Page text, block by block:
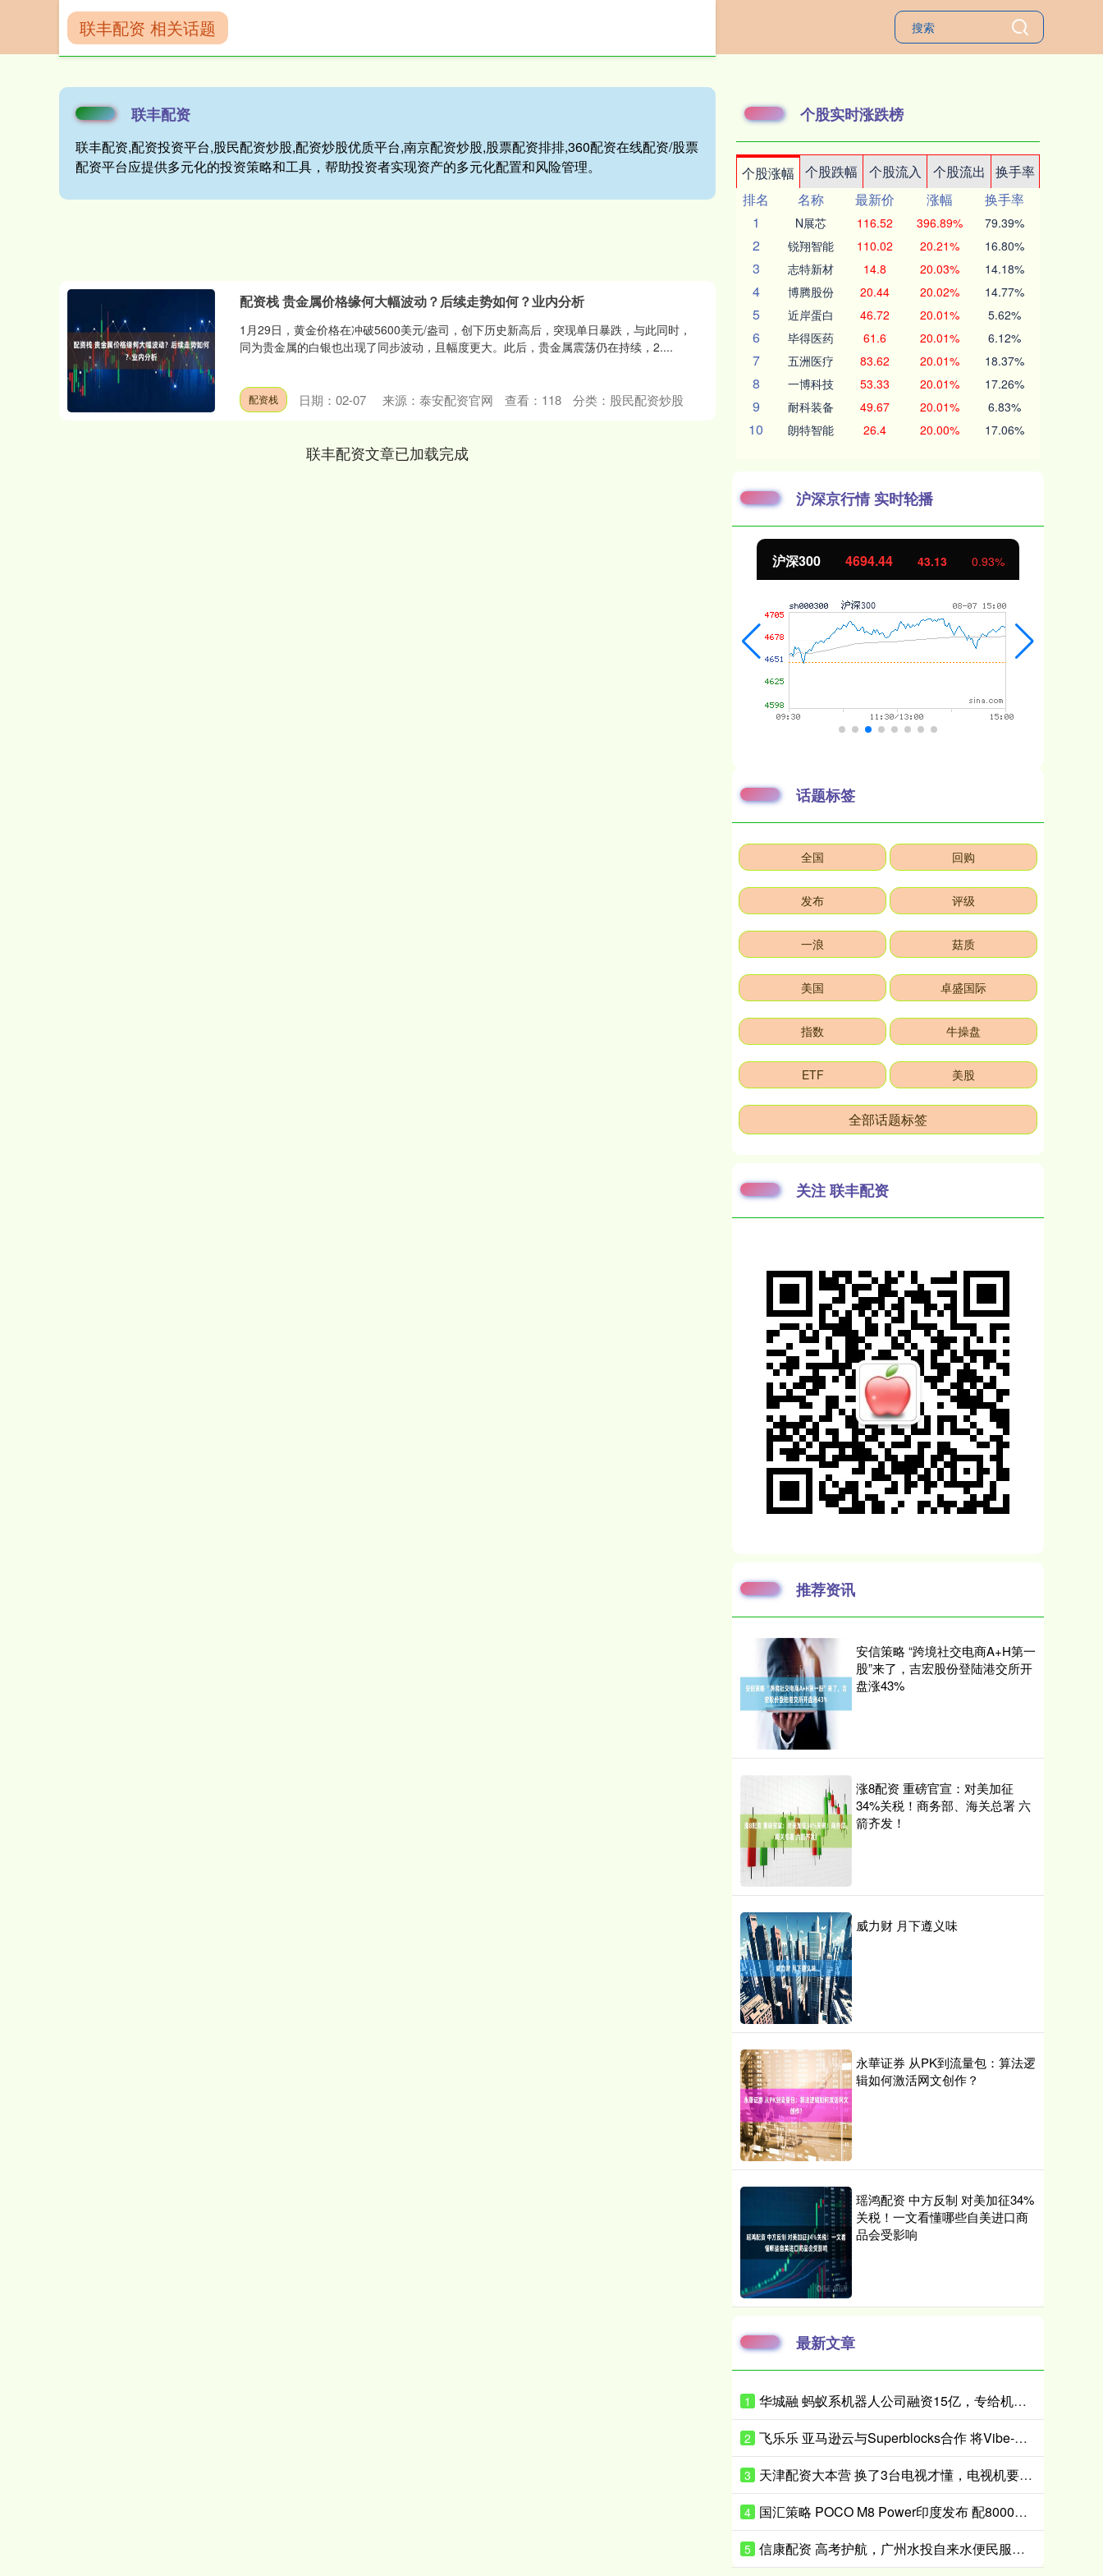
联丰配资
联丰配资,配资投资平台,股民配资炒股,配资炒股优质平台,南京配资炒股,股票配资排排,360配资在线配资/股票
配资平台应提供多元化的投资策略和工具，帮助投资者实现资产的多元化配置和风险管理。
联丰配资 相关话题
配资栈 贵金属价格缘何大幅波动？后续走势如何？业内分析
1月29日，黄金价格在冲破5600美元/盎司，创下历史新高后，突现单日暴跌，与此同时，
同为贵金属的白银也出现了同步波动，且幅度更大。此后，贵金属震荡仍在持续，2....
配资栈 日期：02-07 来源：泰安配资官网 查看： 118 分类： 股民配资炒股
联丰配资文章已加载完成
个股实时涨跌榜
个股涨幅 个股跌幅 个股流入 个股流出
换手率
排名
名称 最新价 涨幅
换手率
1
N展芯 116.52 396.89% 79.39%
2 锐翔智能 110.02 20.21% 16.80%
3 志特新材 14.8 20.03% 14.18%
4 博腾股份 20.44 20.02% 14.77%
5 近岸蛋白 46.72 20.01% 5.62%
6 毕得医药 61.6 20.01% 6.12%
7 五洲医疗 83.62 20.01% 18.37%
8 一博科技 53.33 20.01% 17.26%
9 耐科装备 49.67 20.01% 6.83%
10 朗特智能 26.4 20.00% 17.06%
沪深京行情 实时轮播
北证50 1134.24 11.37 1.01%
话题标签
全国 回购
发布 评级
一浪 菇质
美国 卓盛国际
指数 牛操盘
ETF 美股
全部话题标签
关注 联丰配资
推荐资讯
安信策略 “跨境社交电商A+H第一
股”来了，吉宏股份登陆港交所开
盘涨43%
涨8配资 重磅官宣：对美加征
34%关税！商务部、海关总署 六
箭齐发！
威力财 月下遵义味
永華证券 从PK到流量包：算法逻
辑如何激活网文创作？
瑶鸿配资 中方反制 对美加征34%
关税！一文看懂哪些自美进口商
品会受影响
最新文章
1 华城融 蚂蚁系机器人公司融资15亿，专给机器人造“大脑”
2 飞乐乐 亚马逊云与Superblocks合作 将Vibe-Coding引入企业私有云
3 天津配资大本营 换了3台电视才懂，电视机要学会“5不买”，都是花钱买的经验
4 国汇策略 POCO M8 Power印度发布 配8000mAh电池 24999卢比起
5 信康配资 高考护航，广州水投自来水便民服务获市民点赞